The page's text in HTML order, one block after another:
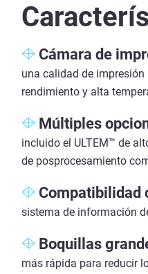
Cámara de
una calidad de
rendimiento y alta
Múltiples
incluido el ULTEM™ de
de posprocesamiento
Compatibilidad
sistema de información
Boquillas
más rápida para reducir